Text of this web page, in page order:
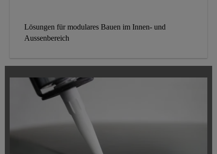
Lösungen für modulares Bauen im Innen- und
Aussenbereich